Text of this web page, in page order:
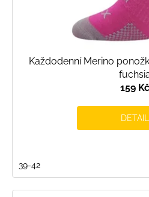
Každodenní Merino
159 Kč
DETAIL
39-42